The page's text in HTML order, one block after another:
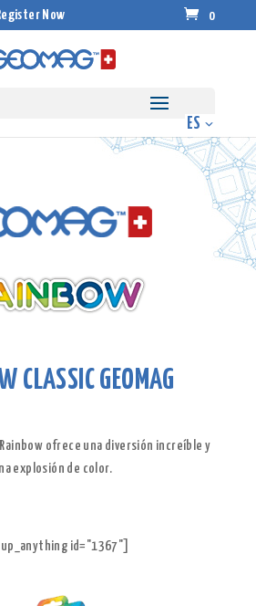
Now 0
CLASSIC GEOMAG
ofrece una diversión increíble y
explosión de color.
id="1367"]